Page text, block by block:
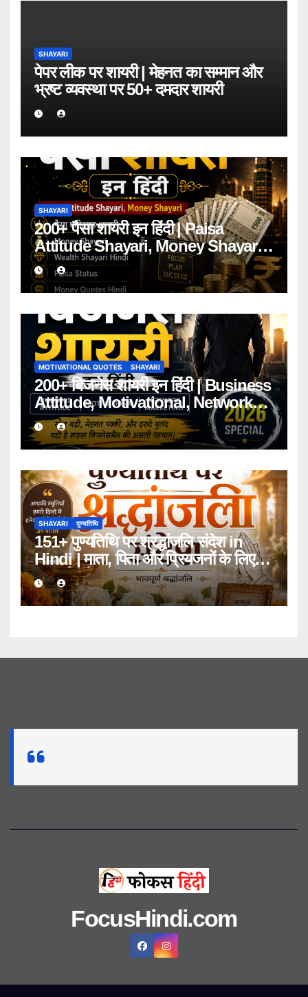
SHAYARI
पेपर लीक पर शायरी | मेहनत का सम्मान और
भ्रष्ट व्यवस्था पर 50+ दमदार शायरी
SHAYARI
200+ पैसा शायरी इन हिंदी | Paisa
Attitude Shayari, Money Shayari
2026
MOTIVATIONAL QUOTES SHAYARI
200+ बिजनेस शायरी इन हिंदी | Business
Attitude, Motivational, Network
Marketing Shayari 2026
SHAYARI पुण्यतिथि
151+ पुण्यतिथि पर श्रद्धांजलि संदेश in
Hindi | माता, पिता और प्रियजनों के लिए
भावपूर्ण संदेश
FocusHindi.com